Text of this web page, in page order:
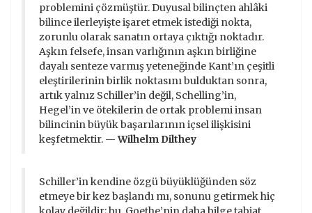
problemini çözmüştür. Duyusal bilinçten ahlâki
bilince ilerleyişte işaret etmek istediği nokta,
zorunlu olarak sanatın ortaya çıktığı noktadır.
Aşkın felsefe, insan varlığının aşkın birliğine
dayalı senteze varmış yeteneğinde Kant’ın çeşitli
eleştirilerinin birlik noktasını bulduktan sonra,
artık yalnız Schiller’in değil, Schelling’in,
Hegel’in ve ötekilerin de ortak problemi insan
bilincinin büyük başarılarının içsel ilişkisini
keşfetmektir. —Wilhelm Dilthey
Schiller’in kendine özgü büyüklüğünden söz
etmeye bir kez başlandı mı, sonunu getirmek hiç